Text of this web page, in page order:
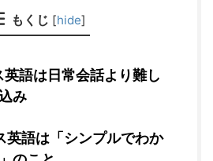
もくじ [hide]
英語は日常会話より難し
み
英語は「シンプルでわか